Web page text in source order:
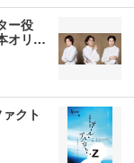
ー役
オリ…
クト